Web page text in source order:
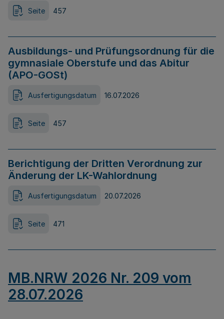
Seite 457
Ausbildungs- und Prüfungsordnung für die
gymnasiale Oberstufe und das Abitur
(APO-GOSt)
Ausfertigungsdatum 16.07.2026
Seite 457
Berichtigung der Dritten Verordnung zur
Änderung der LK-Wahlordnung
Ausfertigungsdatum 20.07.2026
Seite 471
MB.NRW 2026 Nr. 209 vom
28.07.2026